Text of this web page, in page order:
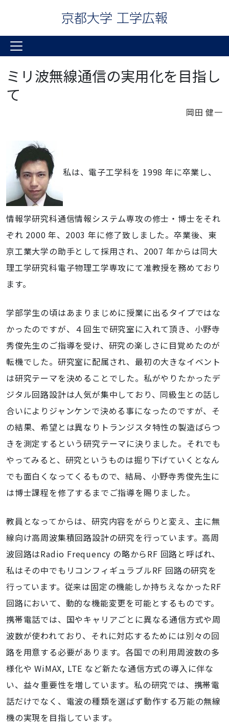
ミリ波無線通信の実用化を目指し
て
岡田 健一
私は、電子工学科を 1998 年に卒業し、
情報学研究科通信情報システム専攻の修士・博士をそれ
ぞれ 2000 年、2003 年に修了致しました。卒業後、東
京工業大学の助手として採用され、2007 年からは同大
理工学研究科電子物理工学専攻にて准教授を務めており
ます。
学部学生の頃はあまりまじめに授業に出るタイプではな
かったのですが、４回生で研究室に入れて頂き、小野寺
秀俊先生のご指導を受け、研究の楽しさに目覚めたのが
転機でした。研究室に配属され、最初の大きなイベント
は研究テーマを決めることでした。私がやりたかったデ
ジタル回路設計は人気が集中しており、同級生との話し
合いによりジャンケンで決める事になったのですが、そ
の結果、希望とは異なりトランジスタ特性の製造ばらつ
きを測定するという研究テーマに決りました。それでも
やってみると、研究というものは掘り下げていくとなん
でも面白くなってくるもので、結局、小野寺秀俊先生に
は博士課程を修了するまでご指導を賜りました。
教員となってからは、研究内容をがらりと変え、主に無
線向け高周波集積回路設計の研究を行っています。高周
波回路はRadio Frequency の略からRF 回路と呼ばれ、
私はその中でもリコンフィギュラブルRF 回路の研究を
行っています。従来は固定の機能しか持ちえなかったRF
回路において、動的な機能変更を可能とするものです。
携帯電話では、国やキャリアごとに異なる通信方式や周
波数が使われており、それに対応するためには別々の回
路を用意する必要があります。各国での利用周波数の多
様化や WiMAX, LTE など新たな通信方式の導入に伴な
い、益々重要性を増しています。私の研究では、携帯電
話だけでなく、電波の種類を選ばず動作する万能の無線
機の実現を目指しています。